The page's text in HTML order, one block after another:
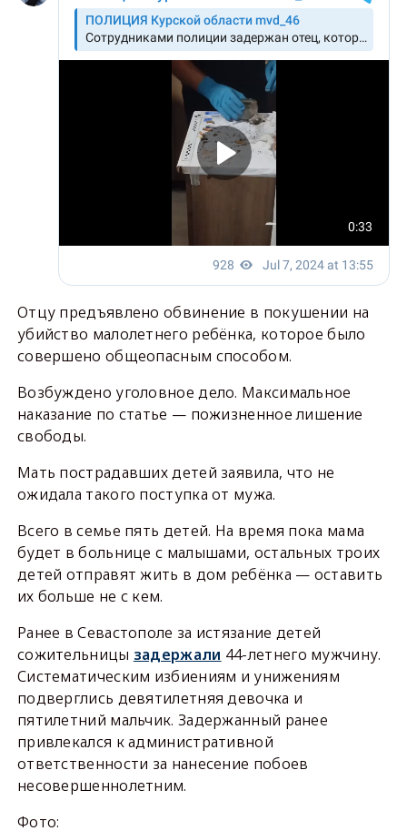
Отцу предъявлено обвинение в покушении на
убийство малолетнего ребёнка, которое было
совершено общеопасным способом.
Возбуждено уголовное дело. Максимальное
наказание по статье — пожизненное лишение
свободы.
Мать пострадавших детей заявила, что не
ожидала такого поступка от мужа.
Всего в семье пять детей. На время пока мама
будет в больнице с малышами, остальных троих
детей отправят жить в дом ребёнка — оставить
их больше не с кем.
Ранее в Севастополе за истязание детей
сожительницы задержали 44-летнего мужчину.
Систематическим избиениям и унижениям
подверглись девятилетняя девочка и
пятилетний мальчик. Задержанный ранее
привлекался к административной
ответственности за нанесение побоев
несовершеннолетним.
Фото: